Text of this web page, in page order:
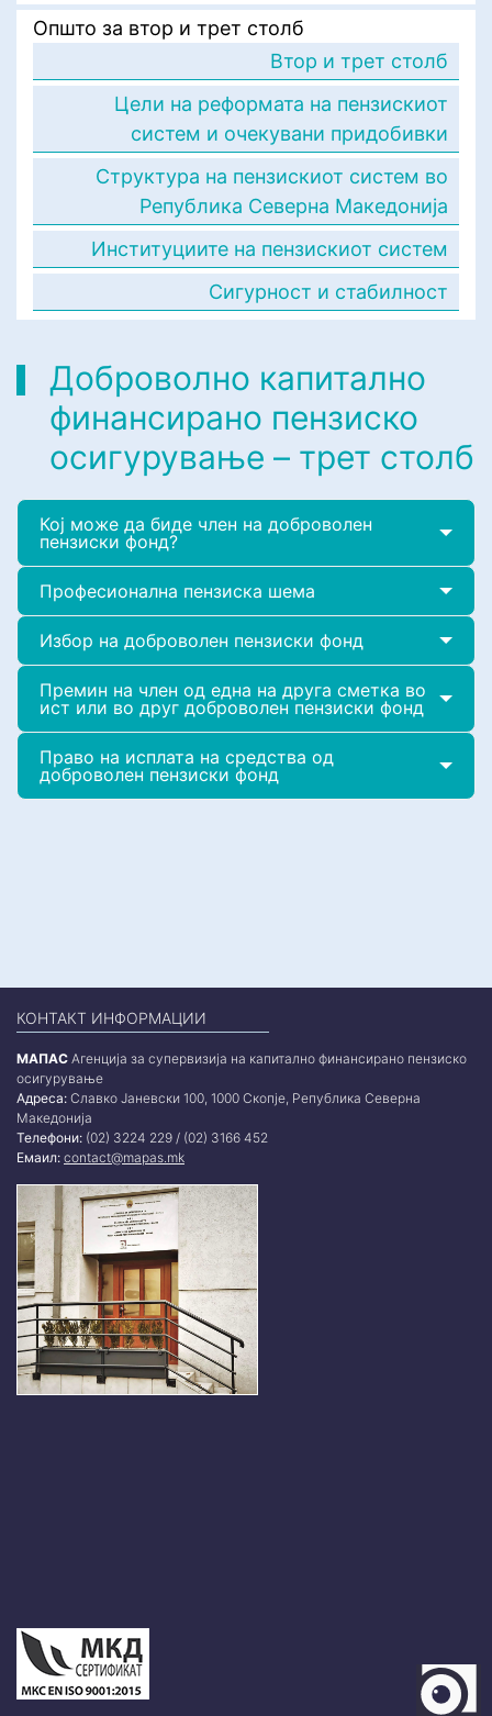
Општо за втор и трет столб
Втор и трет столб
Цели на реформата на пензискиот
систем и очекувани придобивки
Структура на пензискиот систем во
Република Северна Македонија
Институциите на пензискиот систем
Сигурност и стабилност
Доброволно капитално
финансирано пензиско
осигурување – трет столб
Кој може да биде член на доброволен
пензиски фонд?
Професионална пензиска шема
Избор на доброволен пензиски фонд
Премин на член од една на друга сметка во
ист или во друг доброволен пензиски фонд
Право на исплата на средства од
доброволен пензиски фонд
КОНТАКТ ИНФОРМАЦИИ
МАПАС Агенција за супервизија на капитално финансирано пензиско
осигурување
Адреса: Славко Јаневски 100, 1000 Скопје, Република Северна
Македонија
Телефони: (02) 3224 229 / (02) 3166 452
Емаил: contact@mapas.mk